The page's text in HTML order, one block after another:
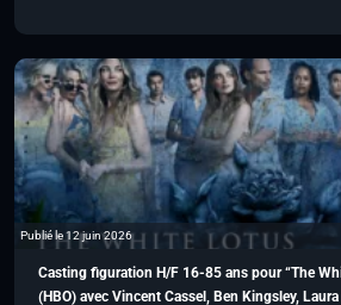
Publié le 12 juin 2026
Casting figuration H/F 16-85 ans pour “The
(HBO) avec Vincent Cassel, Ben Kingsley, Laura